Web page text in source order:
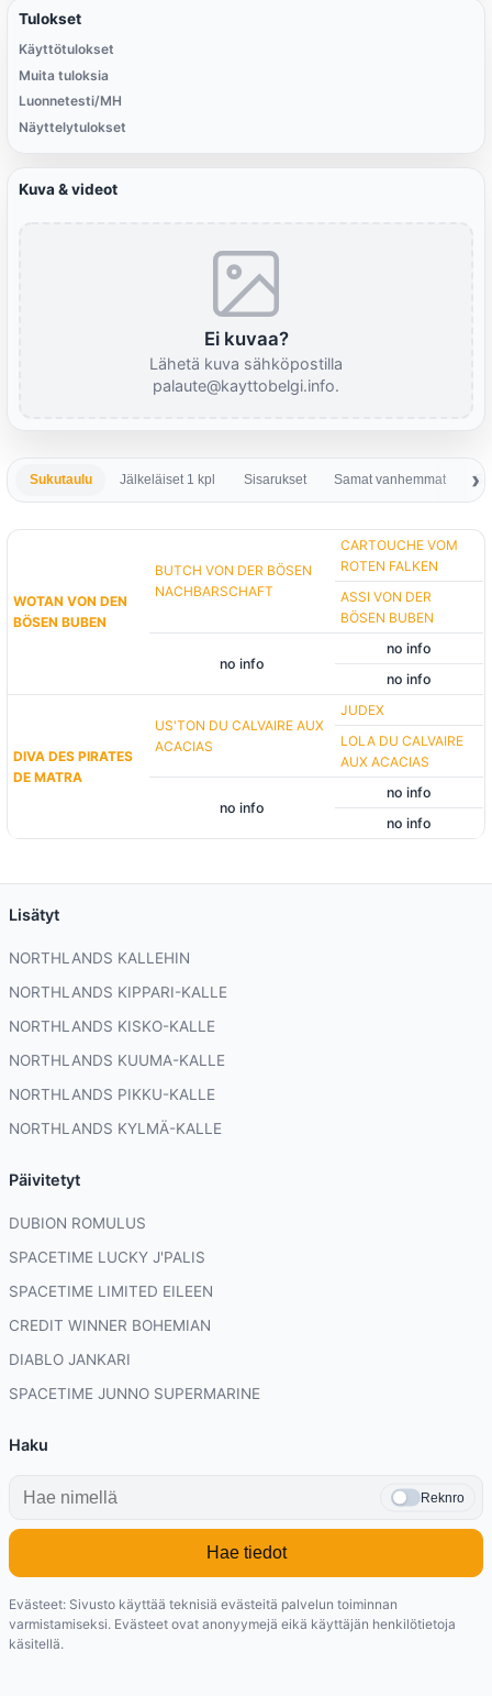
Tulokset
Käyttötulokset
Muita tuloksia
Luonnetesti/MH
Näyttelytulokset
Kuva & videot
Ei kuvaa?
Lähetä kuva sähköpostilla
palaute@kayttobelgi.info.
Sukutaulu Jälkeläiset 1 kpl Sisarukset Samat vanhemmat
WOTAN VON DEN
BÖSEN BUBEN
BUTCH VON DER BÖSEN
NACHBARSCHAFT
CARTOUCHE VOM
ROTEN FALKEN
ASSI VON DER
BÖSEN BUBEN
no info
no info
no info
DIVA DES PIRATES
DE MATRA
US'TON DU CALVAIRE AUX
ACACIAS
JUDEX
LOLA DU CALVAIRE
AUX ACACIAS
no info
no info
no info
Lisätyt
NORTHLANDS KALLEHIN
NORTHLANDS KIPPARI-KALLE
NORTHLANDS KISKO-KALLE
NORTHLANDS KUUMA-KALLE
NORTHLANDS PIKKU-KALLE
NORTHLANDS KYLMÄ-KALLE
Päivitetyt
DUBION ROMULUS
SPACETIME LUCKY J'PALIS
SPACETIME LIMITED EILEEN
CREDIT WINNER BOHEMIAN
DIABLO JANKARI
SPACETIME JUNNO SUPERMARINE
Haku
Reknro
Hae tiedot
Evästeet: Sivusto käyttää teknisiä evästeitä palvelun toiminnan
varmistamiseksi. Evästeet ovat anonyymejä eikä käyttäjän henkilötietoja
käsitellä.